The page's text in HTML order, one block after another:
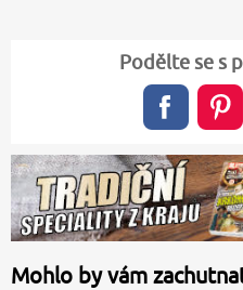
Podělte se s
Mohlo by vám